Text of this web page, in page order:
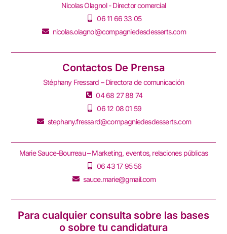
Nicolas Olagnol - Director comercial
06 11 66 33 05
nicolas.olagnol@compagniedesdesserts.com
Contactos De Prensa
Stéphany Fressard – Directora de comunicación
04 68 27 88 74
06 12 08 01 59
stephany.fressard@compagniedesdesserts.com
Marie Sauce-Bourreau – Marketing, eventos, relaciones públicas
06 43 17 95 56
sauce.marie@gmail.com
Para cualquier consulta sobre las bases
o sobre tu candidatura